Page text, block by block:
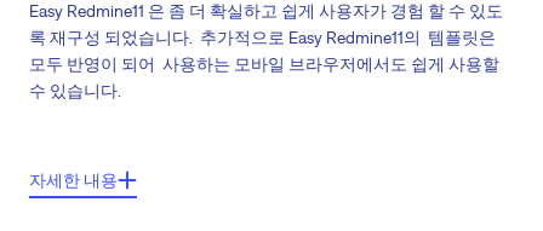
Easy Redmine11 은 좀 더 확실하고 쉽게 사용자가 경험 할 수 있도
록 재구성 되었습니다. 추가적으로 Easy Redmine11의 템플릿은
모두 반영이 되어 사용하는 모바일 브라우저에서도 쉽게 사용할
수 있습니다.
자세한 내용